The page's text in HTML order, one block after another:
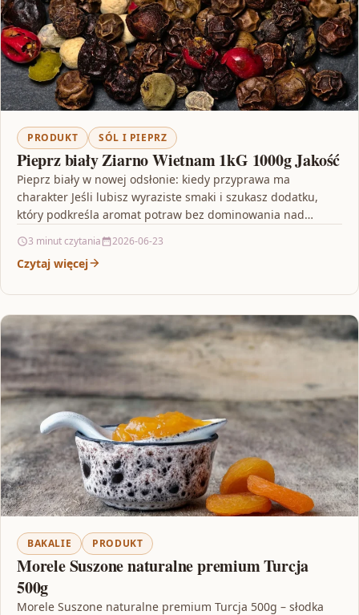
PRODUKT SÓL I PIEPRZ
Pieprz biały Ziarno Wietnam 1kG 1000g Jakość
Pieprz biały w nowej odsłonie: kiedy przyprawa ma
charakter Jeśli lubisz wyraziste smaki i szukasz dodatku,
który podkreśla aromat potraw bez dominowania nad
3 minut czytania 2026-06-23
Czytaj więcej
BAKALIE PRODUKT
Morele Suszone naturalne premium Turcja
500g
Morele Suszone naturalne premium Turcja 500g – słodka